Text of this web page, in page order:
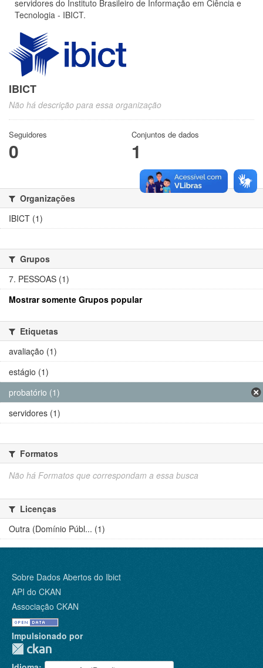
servidores do Instituto Brasileiro de Informação em Ciência e
Tecnologia - IBICT.
IBICT
Não há descrição para essa organização
Seguidores
0
Conjuntos de dados
1
Organizações
IBICT (1)
Grupos
7. PESSOAS (1)
Mostrar somente Grupos popular
Etiquetas
avaliação (1)
estágio (1)
probatório (1)
servidores (1)
Formatos
Não há Formatos que correspondam a essa busca
Licenças
Outra (Domínio Públ... (1)
Sobre Dados Abertos do Ibict
API do CKAN
Associação CKAN
Impulsionado por